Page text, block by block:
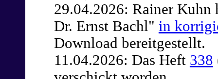
29.04.2026: Rainer Kuhn
Dr. Ernst Bachl" in
Download bereitgestellt.
11.04.2026: Das Heft 338